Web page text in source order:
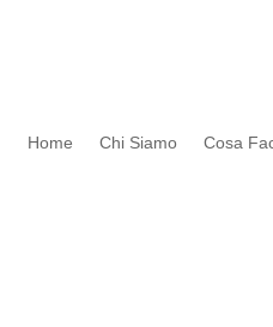
Home Chi Siamo Cosa